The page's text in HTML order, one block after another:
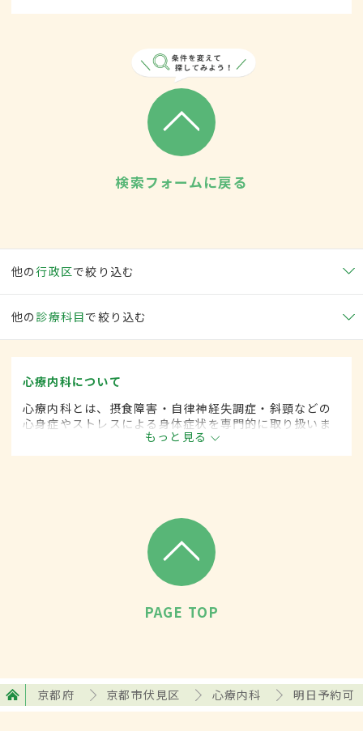
検索フォームに戻る
他の行政区で絞り込む
他の 診療科目で絞り込む
心療内科について
心療内科とは、摂食障害・自律神経失調症・斜頸などの
心身症やストレスによる身体症状を専門的に取り扱いま
もっと見る
PAGE TOP
京都府 京都市伏見区 心療内科 明日予約可